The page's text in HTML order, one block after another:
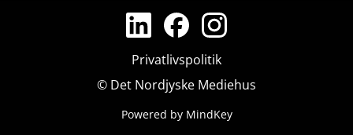
Privatlivspolitik
© Det Nordjyske Mediehus
Powered by MindKey